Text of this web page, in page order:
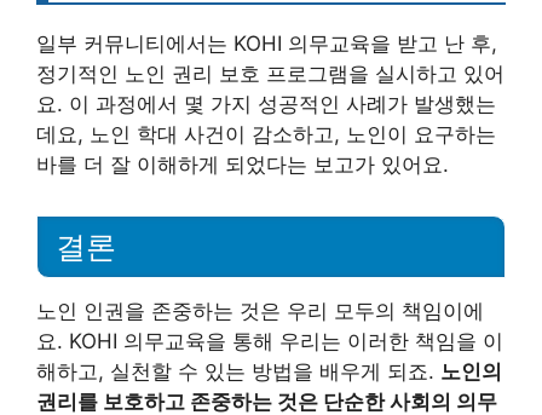
일부 커뮤니티에서는 KOHI 의무교육을 받고 난 후,
정기적인 노인 권리 보호 프로그램을 실시하고 있어
요. 이 과정에서 몇 가지 성공적인 사례가 발생했는
데요, 노인 학대 사건이 감소하고, 노인이 요구하는
바를 더 잘 이해하게 되었다는 보고가 있어요.
결론
노인 인권을 존중하는 것은 우리 모두의 책임이에
요. KOHI 의무교육을 통해 우리는 이러한 책임을 이
해하고, 실천할 수 있는 방법을 배우게 되죠. 노인의
권리를 보호하고 존중하는 것은 단순한 사회의 의무